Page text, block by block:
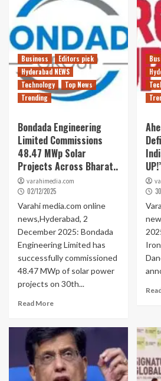
Business
Editors pick
Hyderabad NEWS
Technology
Top News
Trending
Bondada Engineering
Limited Commissions
48.47 MWp Solar
Projects Across Bharat..
varahimedia.com
02/12/2025
Varahi media.com online
news,Hyderabad, 2
December 2025: Bondada
Engineering Limited has
successfully commissioned
48.47 MWp of solar power
projects on 30th...
Read More
UP!’